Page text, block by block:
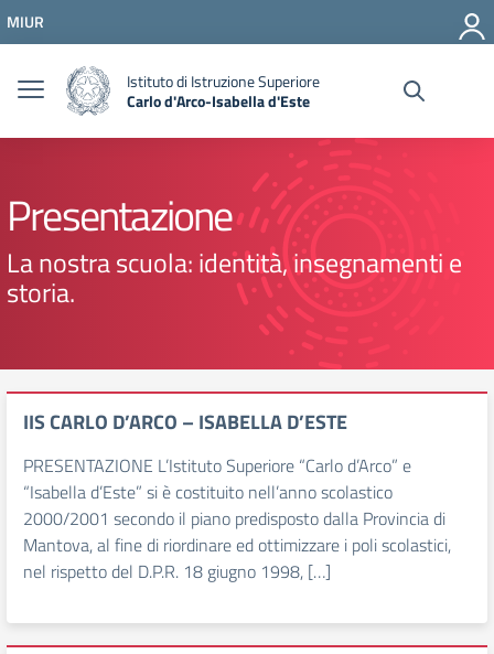
Vai al menu di navigazione
Vai al footer
MIUR
Istituto di Istruzione Superiore
Carlo d'Arco-Isabella d'Este
Presentazione
La nostra scuola: identità, insegnamenti e
storia.
IIS CARLO D’ARCO – ISABELLA D’ESTE
PRESENTAZIONE L’Istituto Superiore “Carlo d’Arco” e
“Isabella d’Este” si è costituito nell’anno scolastico
2000/2001 secondo il piano predisposto dalla Provincia di
Mantova, al fine di riordinare ed ottimizzare i poli scolastici,
nel rispetto del D.P.R. 18 giugno 1998, […]